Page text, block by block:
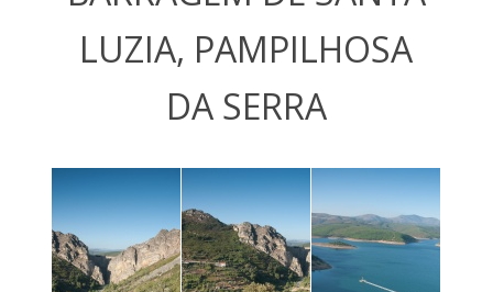
LUZIA, PAMPILHOSA
DA SERRA